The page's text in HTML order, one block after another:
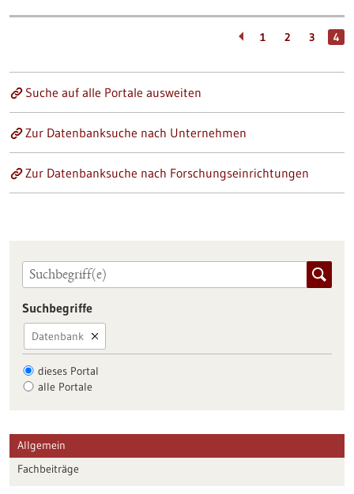
1 2 3 4
Suche auf alle Portale ausweiten
Zur Datenbanksuche nach Unternehmen
Zur Datenbanksuche nach Forschungseinrichtungen
Suchbegriffe
Datenbank
dieses Portal
alle Portale
Allgemein
Fachbeiträge